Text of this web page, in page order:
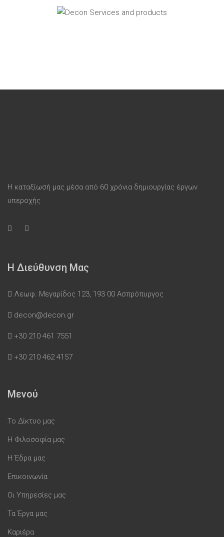
Η καταξίωσή μας μέσα από 60 χρόνια δημιουργίας έργων
υπεροχής
Η Διεύθυνση Μας
Λεωφ. Μεγαρίδος 123, 193 00 Ασπρόπυργος
decon@decon.gr
+30 210 461 7551
+30 210 462 4157
Μενού
Το Δίκτυο μας
Η Φιλοσοφία μας
Η Έδρα μας
Επικοινωνία
Οι Υπηρεσίες μας
Τα Έργα μας
Καριέρα